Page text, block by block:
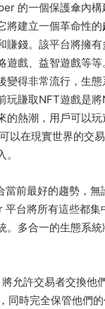
的一個保護傘內構
將建立一個革命性的
錢。 該平台將擁有
戲、益智遊戲等等
變得非常流行，生
玩賺取NFT遊戲是
的熱潮，用戶可以
以在現實世界的交
當前最好的趨勢，
台將所有這些都集
多合一的生態系
將允許交易者交換他
同時完全保管他們的